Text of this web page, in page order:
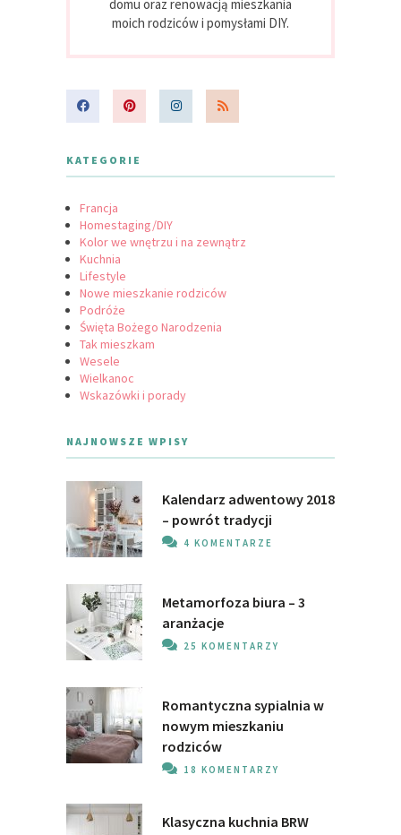
domu oraz renowacją mieszkania
moich rodziców i pomysłami DIY.
KATEGORIE
Francja
Homestaging/DIY
Kolor we wnętrzu i na zewnątrz
Kuchnia
Lifestyle
Nowe mieszkanie rodziców
Podróże
Święta Bożego Narodzenia
Tak mieszkam
Wesele
Wielkanoc
Wskazówki i porady
NAJNOWSZE WPISY
Kalendarz adwentowy 2018
– powrót tradycji
4 KOMENTARZE
Metamorfoza biura – 3
aranżacje
25 KOMENTARZY
Romantyczna sypialnia w
nowym mieszkaniu
rodziców
18 KOMENTARZY
Klasyczna kuchnia BRW